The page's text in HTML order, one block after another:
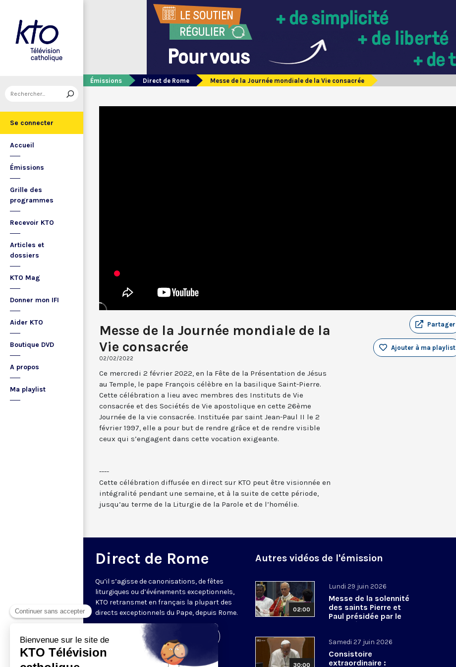
Se connecter
Accueil
Émissions
Grille des
programmes
Recevoir KTO
Articles et
dossiers
KTO Mag
Donner mon IFI
Aider KTO
Boutique DVD
A propos
Ma playlist
Émissions Direct de Rome Messe de la Journée mondiale de la Vie consacrée
Messe de la Journée mondiale de la
Vie consacrée
02/02/2022
Partager
Ajouter à ma playlist
Ce mercredi 2 février 2022, en la Fête de la Présentation de Jésus
au Temple, le pape François célèbre en la basilique Saint-Pierre.
Cette célébration a lieu avec membres des Instituts de Vie
consacrée et des Sociétés de Vie apostolique en cette 26ème
Journée de la vie consacrée. Instituée par saint Jean-Paul II le 2
février 1997, elle a pour but de rendre grâce et de rendre visible
ceux qui s’engagent dans cette vocation exigeante.
----
Cette célébration diffusée en direct sur KTO peut être visionnée en
intégralité pendant une semaine, et à la suite de cette période,
jusqu’au terme de la Liturgie de la Parole et de l’homélie.
Direct de Rome
Qu’il s’agisse de canonisations, de fêtes
liturgiques ou d’événements exceptionnels,
KTO retransmet en français la plupart des
directs exceptionnels du Pape, depuis Rome.
Visiter la page de l'émission
Autres vidéos de l'émission
02:00
Lundi 29 juin 2026
Messe de la solennité
des saints Pierre et
Paul présidée par le
pape Léon XIV - 29 juin
30:00
Samedi 27 juin 2026
Consistoire
extraordinaire :